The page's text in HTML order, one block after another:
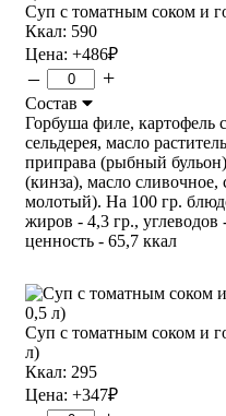
Суп с томатным соком и
Ккал: 590
Цена: +486₽
– +
Состав
Горбуша филе, картофель
сельдерея, масло
приправа (рыбный
(кинза), масло сливочное,
молотый). На 100 гр.
жиров - 4,3 гр., углеводов
ценность - 65,7 ккал
Суп с томатным соком и
л)
Ккал: 295
Цена: +347₽